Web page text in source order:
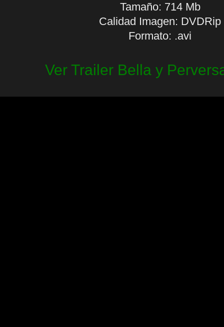
Tamaño: 714 Mb
Calidad Imagen: DVDRip
Formato: .avi
Ver Trailer Bella y